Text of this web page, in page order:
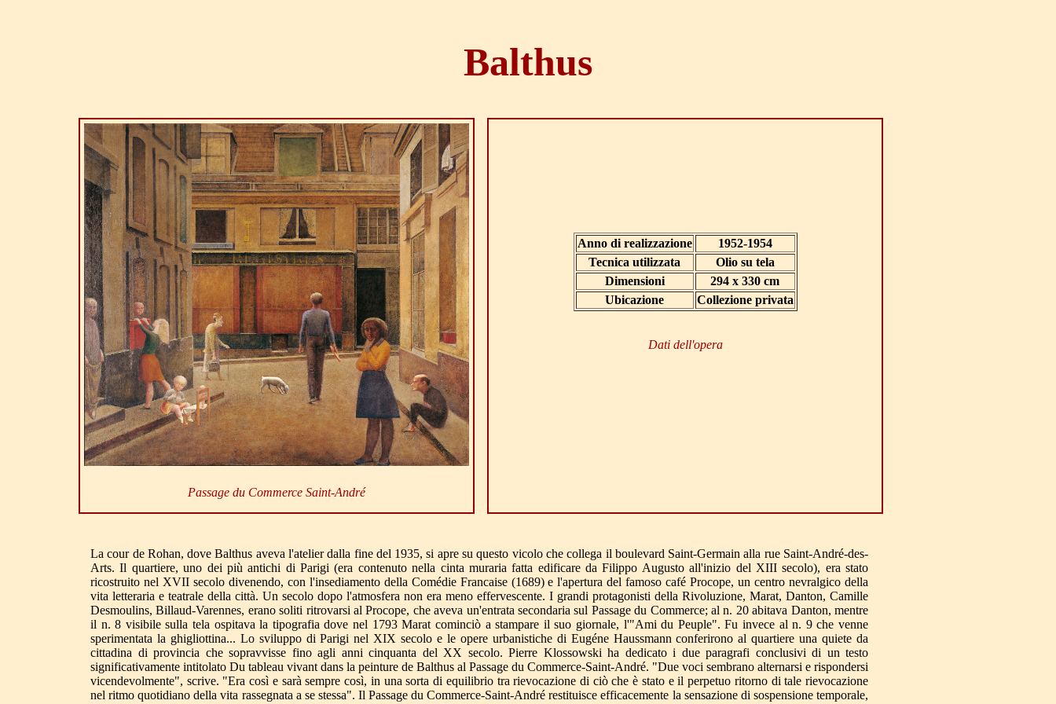
Balthus
Passage du Commerce Saint-André
Anno di realizzazione
1952-1954
Tecnica utilizzata
Olio su tela
Dimensioni
294 x 330 cm
Ubicazione
Collezione privata
Dati dell'opera
La cour de Rohan, dove Balthus aveva l'atelier dalla fine del 1935, si apre su questo vicolo che collega il boulevard Saint-Germain alla rue Saint-André-des-
Arts. Il quartiere, uno dei più antichi di Parigi (era contenuto nella cinta muraria fatta edificare da Filippo Augusto all'inizio del XIII secolo), era stato
ricostruito nel XVII secolo divenendo, con l'insediamento della Comédie Francaise (1689) e l'apertura del famoso café Procope, un centro nevralgico della
vita letteraria e teatrale della città. Un secolo dopo l'atmosfera non era meno effervescente. I grandi protagonisti della Rivoluzione, Marat, Danton, Camille
Desmoulins, Billaud-Varennes, erano soliti ritrovarsi al Procope, che aveva un'entrata secondaria sul Passage du Commerce; al n. 20 abitava Danton, mentre
il n. 8 visibile sulla tela ospitava la tipografia dove nel 1793 Marat cominciò a stampare il suo giornale, l'"Ami du Peuple". Fu invece al n. 9 che venne
sperimentata la ghigliottina... Lo sviluppo di Parigi nel XIX secolo e le opere urbanistiche di Eugéne Haussmann conferirono al quartiere una quiete da
cittadina di provincia che sopravvisse fino agli anni cinquanta del XX secolo. Pierre Klossowski ha dedicato i due paragrafi conclusivi di un testo
significativamente intitolato Du tableau vivant dans la peinture de Balthus al Passage du Commerce-Saint-André. "Due voci sembrano alternarsi e rispondersi
vicendevolmente", scrive. "Era così e sarà sempre così, in una sorta di equilibrio tra rievocazione di ciò che è stato e il perpetuo ritorno di tale rievocazione
nel ritmo quotidiano della vita rassegnata a se stessa". Il Passage du Commerce-Saint-André restituisce efficacemente la sensazione di sospensione temporale,